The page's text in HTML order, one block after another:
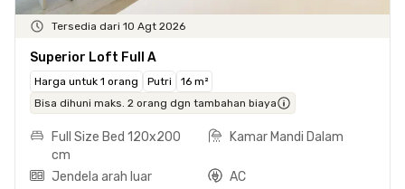
Tersedia dari 10 Agt 2026
Superior Loft Full A
Harga untuk 1 orang Putri
16 m²
Bisa dihuni maks. 2 orang dgn tambahan biaya
Full Size Bed 120x200
cm
Kamar Mandi Dalam
Jendela arah luar
AC